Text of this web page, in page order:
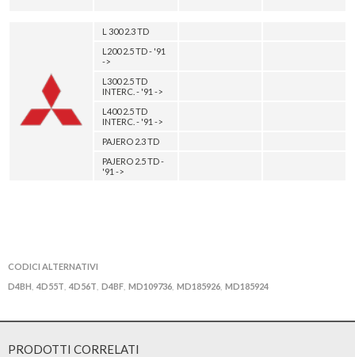
L 300 2.3 TD
L200 2.5 TD - '91
->
L300 2.5 TD
INTERC. - '91 ->
L400 2.5 TD
INTERC. - '91 ->
PAJERO 2.3 TD
PAJERO 2.5 TD -
'91 ->
CODICI ALTERNATIVI
D4BH 4D55T 4D56T D4BF MD109736 MD185926 MD185924
PRODOTTI CORRELATI